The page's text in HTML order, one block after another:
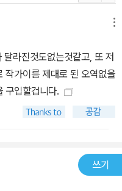
라진것도없는것같고, 또 저
작가이름 제대로 된 오역없을
구입할겁니다.
쓰기